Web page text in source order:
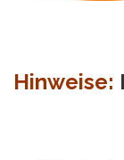
Hinweise: